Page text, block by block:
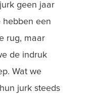
geen jaar
hebben een
rug, maar
de indruk
Wat we
jurk steeds